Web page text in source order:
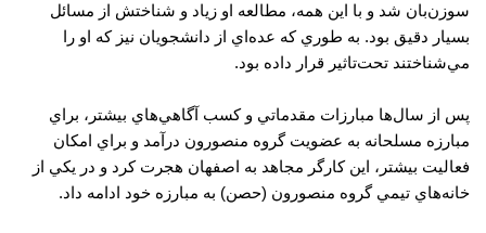
سوزن‌بان شد و با اين همه، مطالعه او زياد و شناختش از مسائل
بسيار دقيق بود. به طوري كه عده‌اي از دانشجويان نيز كه او را
مي‌شناختند تحت‌تاثير قرار داده بود.
پس از سال‌ها مبارزات مقدماتي و كسب آگاهي‌هاي بيشتر، براي
مبارزه مسلحانه به عضويت گروه منصورون درآمد و براي امكان
فعاليت بيشتر، اين كارگر مجاهد به اصفهان هجرت كرد و در يكي از
خانه‌هاي تيمي گروه منصورون (حصن) به مبارزه خود ادامه داد.